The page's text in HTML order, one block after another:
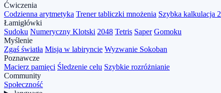
Ćwiczenia
Codzienna arytmetyka Trener tabliczki mnożenia Szybka kalkulacja
Łamigłówki
Sudoku Numeryczny Klotski 2048 Tetris Saper Gomoku
Myślenie
Zgaś światła Misja w labiryncie Wyzwanie Sokoban
Poznawcze
Macierz pamięci Śledzenie celu Szybkie rozróżnianie
Community
Społeczność